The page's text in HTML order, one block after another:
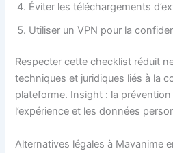
Éviter les téléchargements
Utiliser un VPN pour la
Respecter cette checklist réduit
techniques et juridiques liés à la
plateforme. Insight : la
l’expérience et les données
Alternatives légales à Mavanime